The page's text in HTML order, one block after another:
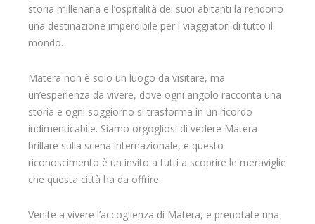
storia millenaria e l’ospitalità dei suoi abitanti la rendono
una destinazione imperdibile per i viaggiatori di tutto il
mondo.
Matera non è solo un luogo da visitare, ma
un’esperienza da vivere, dove ogni angolo racconta una
storia e ogni soggiorno si trasforma in un ricordo
indimenticabile. Siamo orgogliosi di vedere Matera
brillare sulla scena internazionale, e questo
riconoscimento è un invito a tutti a scoprire le meraviglie
che questa città ha da offrire.
Venite a vivere l’accoglienza di Matera, e prenotate una